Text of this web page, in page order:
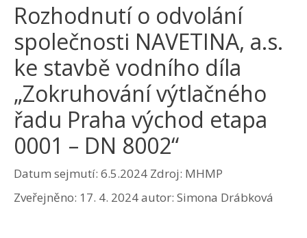
Rozhodnutí o odvolání
společnosti NAVETINA, a.s.
ke stavbě vodního díla
„Zokruhování výtlačného
řadu Praha východ etapa
0001 – DN 8002“
Datum sejmutí: 6.5.2024 Zdroj: MHMP
Zveřejněno: 17. 4. 2024autor: Simona Drábková